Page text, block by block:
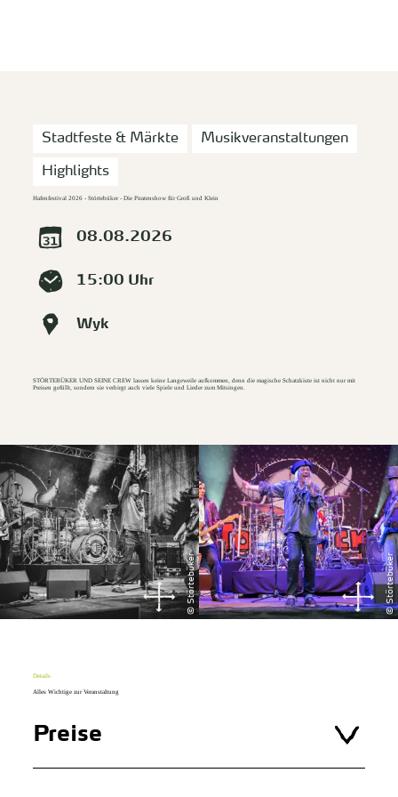
Stadtfeste & Märkte Musikveranstaltungen
Highlights
Hafenfestival 2026 - Störtebüker - Die Piratenshow für Groß und Klein
08.08.2026
15:00 Uhr
Wyk
STÖRTEBÜKER UND SEINE CREW lassen keine Langeweile aufkommen, denn die magische Schatzkiste ist nicht nur mit
Preisen gefüllt, sondern sie verbirgt auch viele Spiele und Lieder zum Mitsingen.
© Störtebüker © Störtebüker
Details
Alles Wichtige zur Veranstaltung
Preise